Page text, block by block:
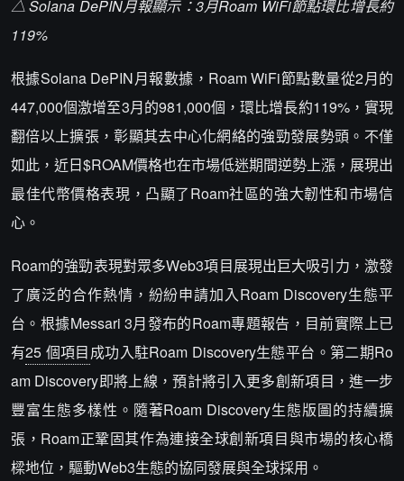
△ Solana DePIN月報顯示：3月Roam WiFi節點環比增長約
119%
根據Solana DePIN月報數據，Roam WiFi節點數量從2月的
447,000個激增至3月的981,000個，環比增長約119%，實現
翻倍以上擴張，彰顯其去中心化網絡的強勁發展勢頭。不僅
如此，近日$ROAM價格也在市場低迷期間逆勢上漲，展現出
最佳代幣價格表現，凸顯了Roam社區的強大韌性和市場信
心。
Roam的強勁表現對眾多Web3項目展現出巨大吸引力，激發
了廣泛的合作熱情，紛紛申請加入Roam Discovery生態平
台。根據Messari 3月發布的Roam專題報告，目前實際上已
有25 個項目成功入駐Roam Discovery生態平台。第二期Ro
am Discovery即將上線，預計將引入更多創新項目，進一步
豐富生態多樣性。隨著Roam Discovery生態版圖的持續擴
張，Roam正鞏固其作為連接全球創新項目與市場的核心橋
樑地位，驅動Web3生態的協同發展與全球採用。